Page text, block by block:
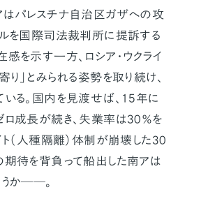
パレスチナ自治区ガザへの攻
を国際司法裁判所に提訴する
を示す一方、ロシア・ウクライ
り」とみられる姿勢を取り続け、
る。国内を見渡せば、15年に
ロ成長が続き、失業率は30％を
ト（人種隔離）体制が崩壊した30
待を背負って船出した南アは
うか──。